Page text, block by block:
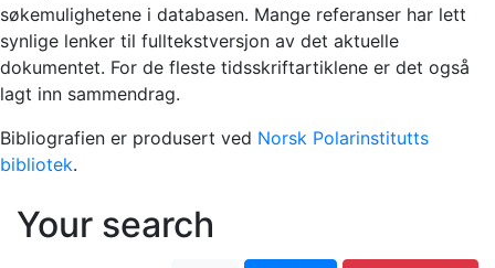
søkemulighetene i databasen. Mange referanser har lett
synlige lenker til fulltekstversjon av det aktuelle
dokumentet. For de fleste tidsskriftartiklene er det også
lagt inn sammendrag.
Bibliografien er produsert ved Norsk Polarinstitutts
bibliotek.
Your search